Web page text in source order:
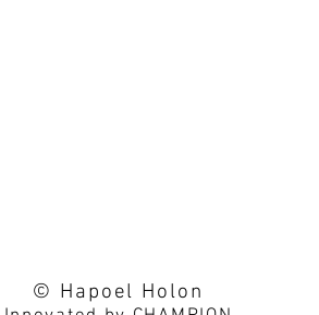
© Hapoel Holon